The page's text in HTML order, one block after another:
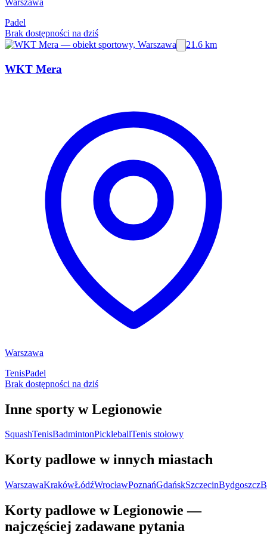
Warszawa
Padel
Brak dostępności na dziś
21.6 km
WKT Mera
Warszawa
TenisPadel
Brak dostępności na dziś
Inne sporty w Legionowie
SquashTenisBadmintonPickleballTenis stołowy
Korty padlowe w innych miastach
WarszawaKrakówŁódźWrocławPoznańGdańskSzczecinBydgoszcz
Korty padlowe w Legionowie —
najczęściej zadawane pytania